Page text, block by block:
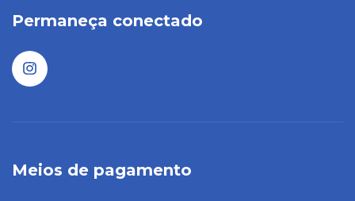
Permaneça conectado
Meios de pagamento